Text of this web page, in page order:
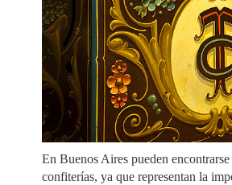
En Buenos Aires pueden
confiterías, ya que representan la